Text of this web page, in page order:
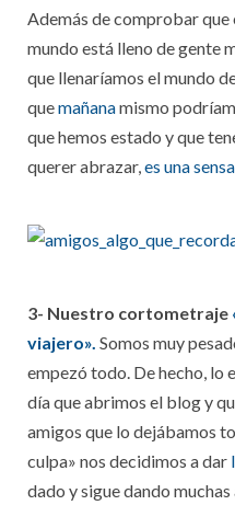
Además de comprobar que
mundo está lleno de gente
que llenaríamos el mundo
quemañanamismo
que hemos estado y que
querer abrazar,es una
3- Nuestro cortometraje
viajero». Somos muy
empezó todo. De hecho, lo
día que abrimos el blog y
amigos que lo dejábamos
culpa» nos decidimos a dar
dado y sigue dando